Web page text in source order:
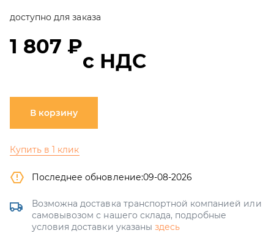
доступно для заказа
1 807 ₽
с НДС
В корзину
Купить в 1 клик
Последнее обновление:09-08-2026
Возможна доставка транспортной компанией или
самовывозом с нашего склада, подробные
условия доставки указаны здесь